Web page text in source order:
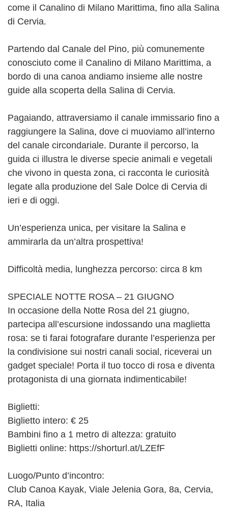
come il Canalino di Milano Marittima, fino alla Salina
di Cervia.
Partendo dal Canale del Pino, più comunemente
conosciuto come il Canalino di Milano Marittima, a
bordo di una canoa andiamo insieme alle nostre
guide alla scoperta della Salina di Cervia.
Pagaiando, attraversiamo il canale immissario fino a
raggiungere la Salina, dove ci muoviamo all’interno
del canale circondariale. Durante il percorso, la
guida ci illustra le diverse specie animali e vegetali
che vivono in questa zona, ci racconta le curiosità
legate alla produzione del Sale Dolce di Cervia di
ieri e di oggi.
Un’esperienza unica, per visitare la Salina e
ammirarla da un’altra prospettiva!
Difficoltà media, lunghezza percorso: circa 8 km
SPECIALE NOTTE ROSA – 21 GIUGNO
In occasione della Notte Rosa del 21 giugno,
partecipa all’escursione indossando una maglietta
rosa: se ti farai fotografare durante l’esperienza per
la condivisione sui nostri canali social, riceverai un
gadget speciale! Porta il tuo tocco di rosa e diventa
protagonista di una giornata indimenticabile!
Biglietti:
Biglietto intero: € 25
Bambini fino a 1 metro di altezza: gratuito
Biglietti online: https://shorturl.at/LZEfF
Luogo/Punto d’incontro:
Club Canoa Kayak, Viale Jelenia Gora, 8a, Cervia,
RA, Italia